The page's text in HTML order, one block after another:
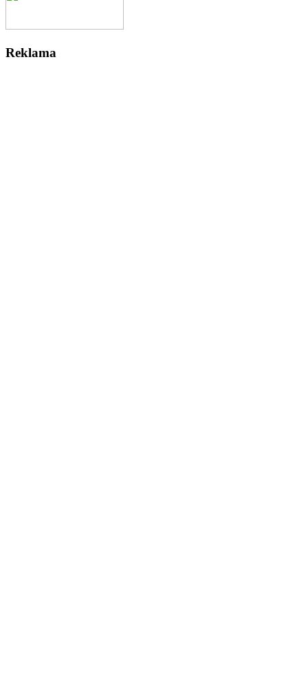
Reklama